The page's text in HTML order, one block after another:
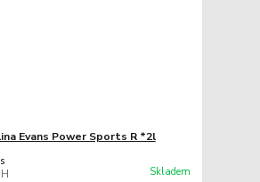
Evans Power Sports R *2l
Skladem